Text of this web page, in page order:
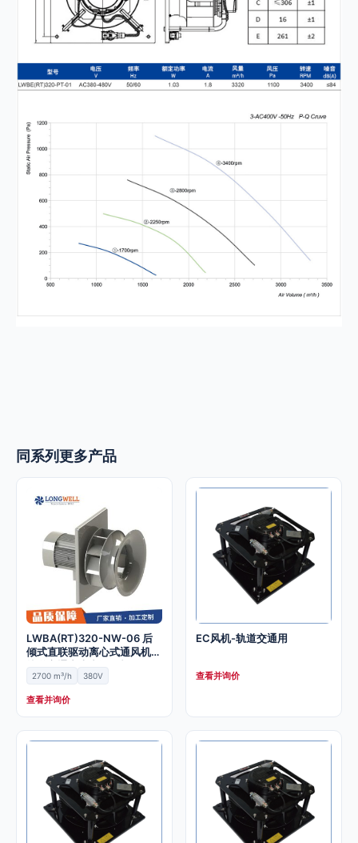
同系列更多产品
LWBA(RT)320-NW-06 后
倾式直联驱动离心式通风机
轨道交通中央空调风机
2700 m³/h 380V
查看并询价
EC风机-轨道交通用
查看并询价